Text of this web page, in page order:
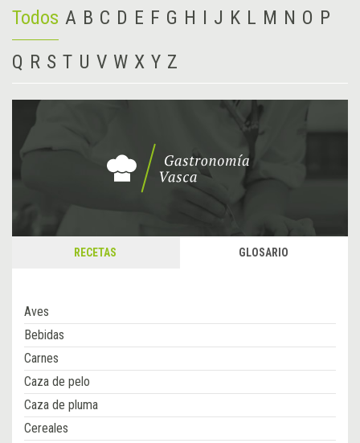
Todos A B C D E F G H I J K L M N O P
Q R S T U V W X Y Z
RECETAS GLOSARIO
Aves
Bebidas
Carnes
Caza de pelo
Caza de pluma
Cereales